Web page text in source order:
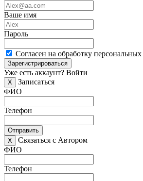
Ваше имя
Пароль
Согласен на обработку
Зарегистрироваться
Уже есть аккаунт? Войти
X
Записаться
ФИО
Телефон
Отправить
X
Связаться с Автором
ФИО
Телефон